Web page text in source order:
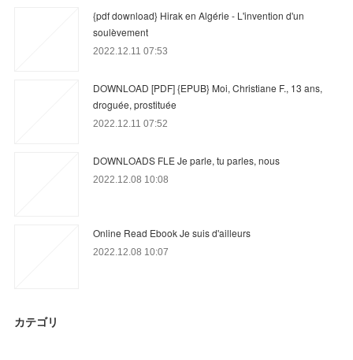
{pdf download} Hirak en Algérie - L'invention d'un
soulèvement
2022.12.11 07:53
DOWNLOAD [PDF] {EPUB} Moi, Christiane F., 13 ans,
droguée, prostituée
2022.12.11 07:52
DOWNLOADS FLE Je parle, tu parles, nous
2022.12.08 10:08
Online Read Ebook Je suis d'ailleurs
2022.12.08 10:07
カテゴリ